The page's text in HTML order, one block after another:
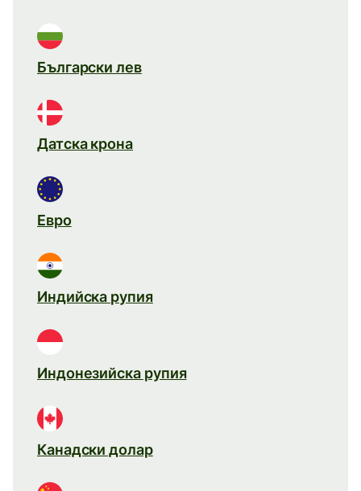
Български лев
Датска крона
Евро
Индийска рупия
Индонезийска рупия
Канадски долар